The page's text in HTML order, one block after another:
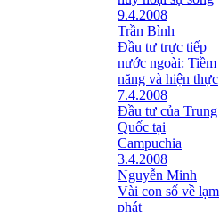
9.4.2008
Trần Bình
Đầu tư trực tiếp
nước ngoài: Tiềm
năng và hiện thực
7.4.2008
Đầu tư của Trung
Quốc tại
Campuchia
3.4.2008
Nguyễn Minh
Vài con số về lạm
phát